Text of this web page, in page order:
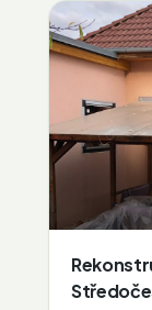
Rodinný
díky